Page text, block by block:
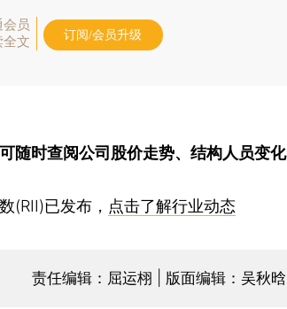
会员
全文
订阅/会员升级
可随时查阅公司股价走势、结构人员变化
已发布， 点击了解行业动态
责任编辑：屈运栩 | 版面编辑：吴秋晗